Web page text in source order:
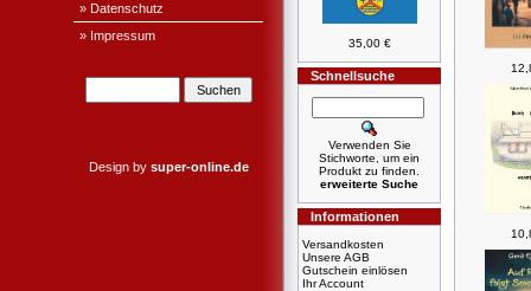
» Datenschutz
» Impressum
Design by super-online.de
35,00 €
Schnellsuche
Verwenden Sie
Stichworte, um ein
Produkt zu finden.
erweiterte Suche
Informationen
Versandkosten
Unsere AGB
Gutschein einlösen
Ihr Account